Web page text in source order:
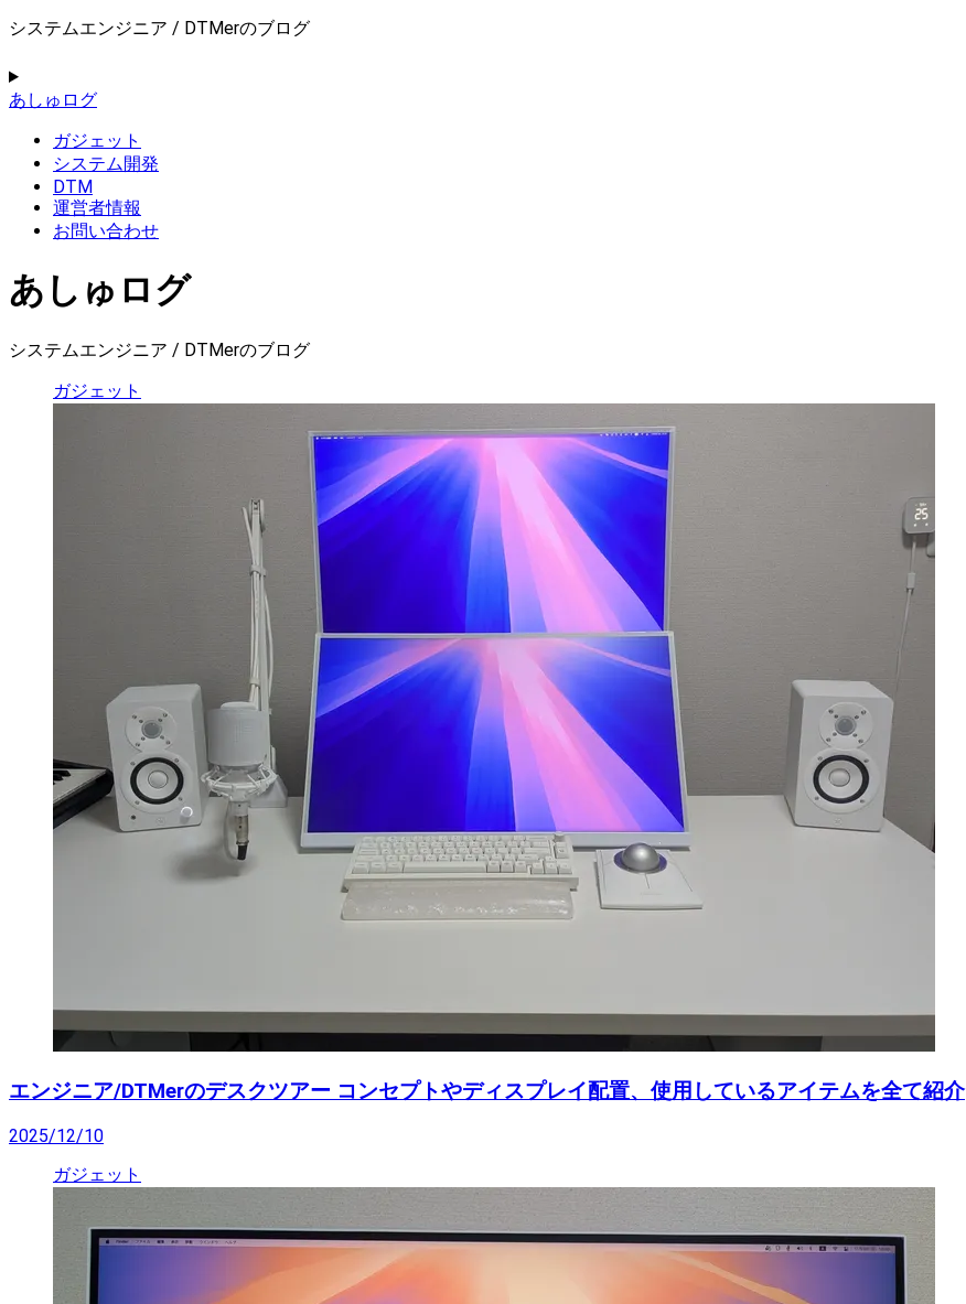
システムエンジニア / DTMerのブログ
あしゅログ
ガジェット
システム開発
DTM
運営者情報
お問い合わせ
あしゅログ
システムエンジニア / DTMerのブログ
ガジェット
エンジニア/DTMerのデスクツアー コンセプトやディスプレイ配置、使用しているアイテムを全て紹介
2025/12/10
ガジェット